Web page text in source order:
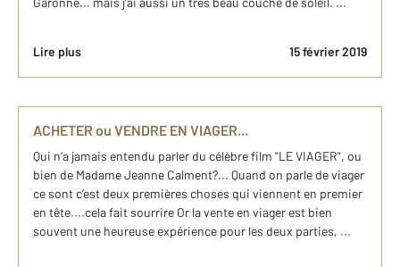
Lire plus 15 février 2019
ACHETER ou VENDRE EN VIAGER...
Qui n’a jamais entendu parler du célèbre film "LE VIAGER", ou
bien de Madame Jeanne Calment?... Quand on parle de viager
ce sont c’est deux premières choses qui viennent en premier
en tête....cela fait sourrire Or la vente en viager est bien
souvent une heureuse expérience pour les deux parties, ...